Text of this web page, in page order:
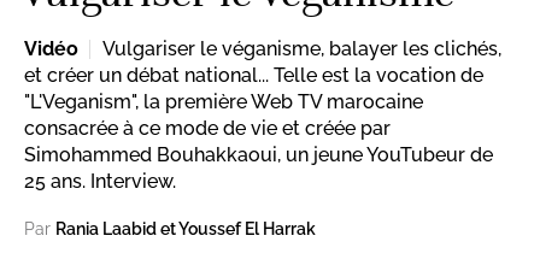
Vidéo
Vulgariser le véganisme, balayer les clichés,
et créer un débat national... Telle est la vocation de
"L'Veganism", la première Web TV marocaine
consacrée à ce mode de vie et créée par
Simohammed Bouhakkaoui, un jeune YouTubeur de
25 ans. Interview.
Par Rania Laabid et Youssef El Harrak